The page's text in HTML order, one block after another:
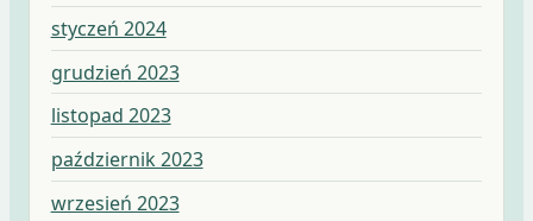
styczeń 2024
grudzień 2023
listopad 2023
październik 2023
wrzesień 2023